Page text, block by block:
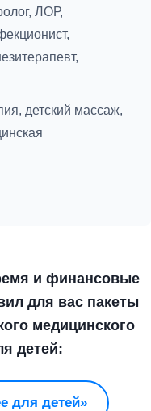
ЛОР,
детский массаж,
и финансовые
для вас пакеты
медицинского
детей:
для детей»